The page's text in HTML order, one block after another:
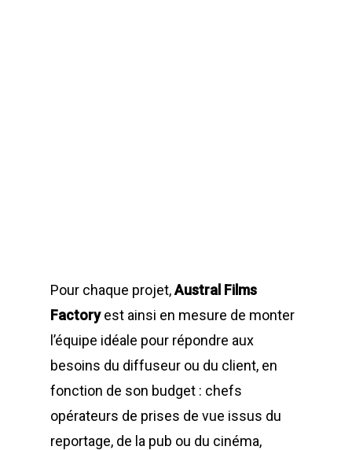
Pour chaque projet,Austral Films
Factoryest ainsi en mesure de monter
l’équipe idéale pour répondre aux
besoins du diffuseur ou du client, en
fonction de son budget : chefs
opérateurs de prises de vue issus du
reportage, de la pub ou du cinéma,
Marketing Réunion
Tous droits réservés